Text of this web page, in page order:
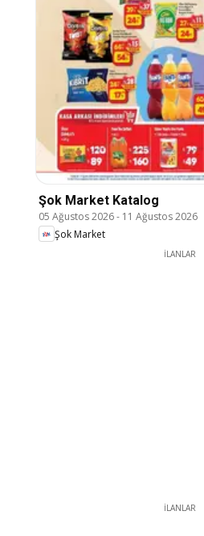
Şok Market Katalog
05 Ağustos 2026- 11 Ağustos 2026
Şok Market
İLANLAR
İLANLAR